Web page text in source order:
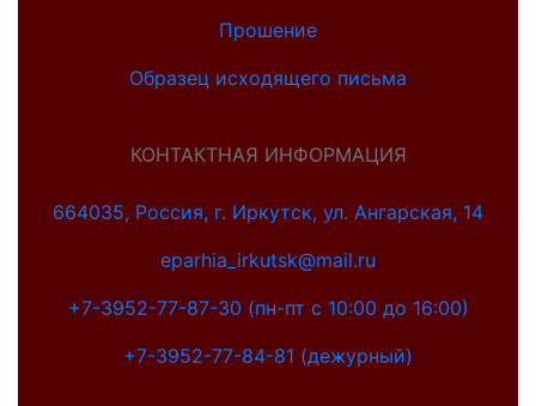
Прошение
Образец исходящего письма
КОНТАКТНАЯ ИНФОРМАЦИЯ
664035, Россия, г. Иркутск, ул. Ангарская, 14
eparhia_irkutsk@mail.ru
+7-3952-77-87-30 (пн-пт с 10:00 до 16:00)
+7-3952-77-84-81 (дежурный)